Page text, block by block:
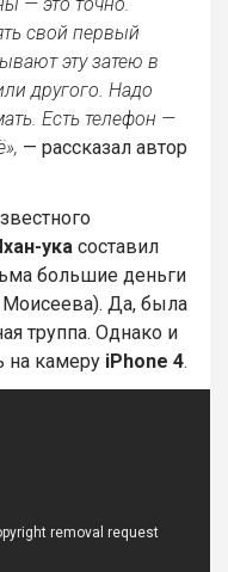
свой первый
эту затею в
другого. Надо
Есть телефон —
— рассказал автор
ука составил
большие деньги
Да, была
труппа. Однако и
на камеру iPhone 4.